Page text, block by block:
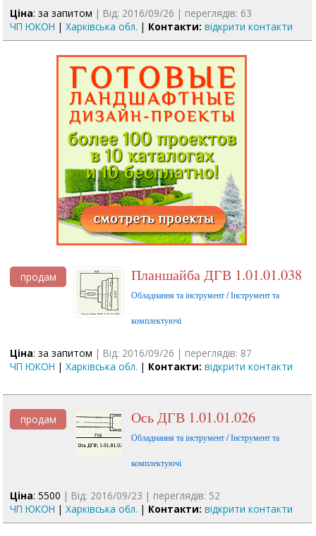
Ціна: за запитом | Від: 2016/09/26 | переглядів: 63
ЧП ЮКОН |Харківська обл. | Контакти: відкрити контакти
продам Планшайба ДГВ 1.01.01.038
Обладнання та інструмент / Інструмент та
комплектуючі
Ціна: за запитом | Від: 2016/09/26 | переглядів: 87
ЧП ЮКОН |Харківська обл. | Контакти: відкрити контакти
продам Ось ДГВ 1.01.01.026
Обладнання та інструмент / Інструмент та
комплектуючі
Ціна: 5500 | Від: 2016/09/23 | переглядів: 52
ЧП ЮКОН |Харківська обл. | Контакти: відкрити контакти